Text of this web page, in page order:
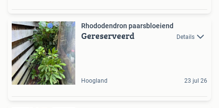
Rhododendron paarsbloeiend
Gereserveerd Details
Hoogland 23 jul 26